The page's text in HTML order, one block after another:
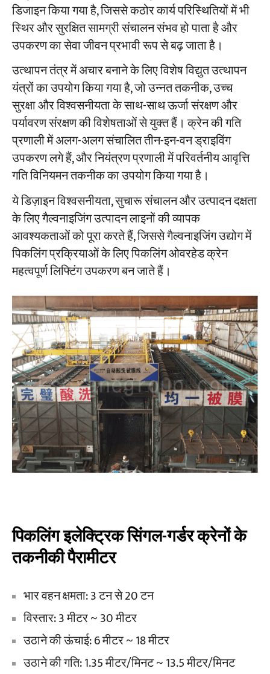
परियोजनाओं
ब्लॉग
समाचार
अनुप्रयोग
हमारे बारे में
संपर्क करें
डिजाइन किया गया है, जिससे कठोर कार्य परिस्थितियों में भी
स्थिर और सुरक्षित सामग्री संचालन संभव हो पाता है और
उपकरण का सेवा जीवन प्रभावी रूप से बढ़ जाता है।
उत्थापन तंत्र में अचार बनाने के लिए विशेष विद्युत उत्थापन
यंत्रों का उपयोग किया गया है, जो उन्नत तकनीक, उच्च
सुरक्षा और विश्वसनीयता के साथ-साथ ऊर्जा संरक्षण और
पर्यावरण संरक्षण की विशेषताओं से युक्त हैं। क्रेन की गति
प्रणाली में अलग-अलग संचालित तीन-इन-वन ड्राइविंग
उपकरण लगे हैं, और नियंत्रण प्रणाली में परिवर्तनीय आवृत्ति
गति विनियमन तकनीक का उपयोग किया गया है।
ये डिज़ाइन विश्वसनीयता, सुचारू संचालन और उत्पादन दक्षता
के लिए गैल्वनाइजिंग उत्पादन लाइनों की व्यापक
आवश्यकताओं को पूरा करते हैं, जिससे गैल्वनाइजिंग उद्योग में
पिकलिंग प्रक्रियाओं के लिए पिकलिंग ओवरहेड क्रेन
महत्वपूर्ण लिफ्टिंग उपकरण बन जाते हैं।
पिकलिंग इलेक्ट्रिक सिंगल-गर्डर क्रेनों के
तकनीकी पैरामीटर
भार वहन क्षमता: 3 टन से 20 टन
विस्तार: 3 मीटर ~ 30 मीटर
उठाने की ऊंचाई: 6 मीटर ~ 18 मीटर
उठाने की गति: 1.35 मीटर/मिनट ~ 13.5 मीटर/मिनट